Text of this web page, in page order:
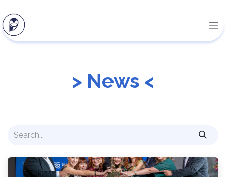
> News <